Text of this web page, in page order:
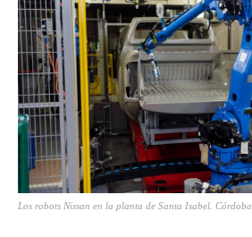
Los robots Nissan en la planta de Santa Isabel. Córdoba.